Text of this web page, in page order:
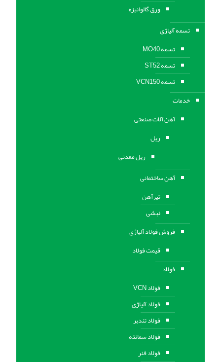
ورق گالوانیزه
تسمه آلیاژی
تسمه MO40
تسمه ST52
تسمه VCN150
خدمات
آهن آلات صنعتی
ریل
ریل معدنی
آهن ساختمانی
تیرآهن
نبشی
فروش فولاد آلیاژی
قیمت فولاد
فولاد
فولاد VCN
فولاد آلیاژی
فولاد تندبر
فولاد سمانته
فولاد فنر